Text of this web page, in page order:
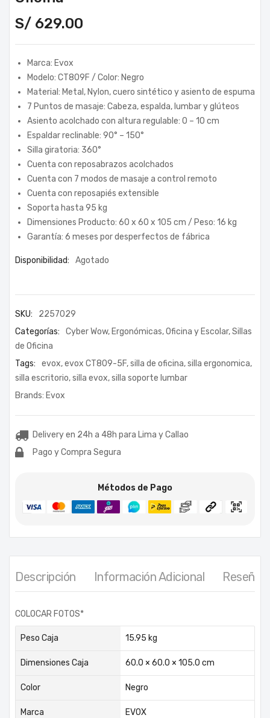
S/ 629.00
Marca: Evox
Modelo: CT809F / Color: Negro
Material: Metal, Nylon, cuero sintético y asiento de espuma
7 Puntos de masaje: Cabeza, espalda, lumbar y glúteos
Asiento acolchado con altura regulable: 0 – 10 cm
Espaldar reclinable: 90° – 150°
Silla giratoria: 360°
Cuenta con reposabrazos acolchados
Cuenta con 7 modos de masaje a control remoto
Cuenta con reposapiés extensible
Soporta hasta 95 kg
Dimensiones Producto: 60 x 60 x 105 cm / Peso: 16 kg
Garantía: 6 meses por desperfectos de fábrica
Disponibilidad: Agotado
SKU:
2257029
Categorías:
Cyber Wow, Ergonómicas,Oficina y Escolar,Sillas
de Oficina
Tags:
evox,evox CT809-5F,silla de oficina,silla ergonomica,
silla escritorio,silla evox,silla soporte lumbar
Brands: Evox
Delivery en 24h a 48h para Lima y Callao
Pago y Compra Segura
Métodos de Pago
Descripción Información Adicional Reseñas
COLOCAR FOTOS*
Peso Caja 15.95 kg
Dimensiones Caja 60.0 × 60.0 × 105.0 cm
Color Negro
Marca EVOX